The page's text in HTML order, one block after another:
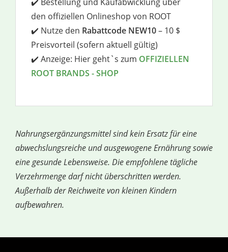
den offiziellen Onlineshop von ROOT
✔️ Nutze den Rabattcode NEW10– 10 $
Preisvorteil (sofern aktuell gültig)
✔️ Anzeige: Hier geht`s zum OFFIZIELLEN
ROOT BRANDS - SHOP
Nahrungsergänzungsmittel sind kein Ersatz für eine
abwechslungsreiche und ausgewogene Ernährung sowie
eine gesunde Lebensweise. Die empfohlene tägliche
Verzehrmenge darf nicht überschritten werden.
Außerhalb der Reichweite von kleinen Kindern
aufbewahren.